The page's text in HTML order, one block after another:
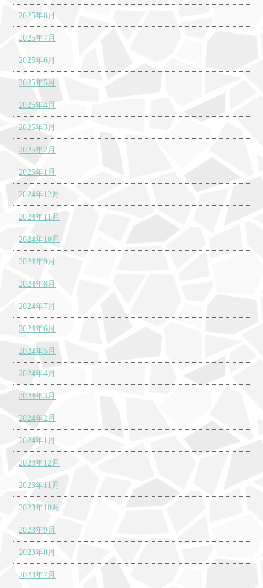
2025年8月
2025年7月
2025年6月
2025年5月
2025年4月
2025年3月
2025年2月
2025年1月
2024年12月
2024年11月
2024年10月
2024年9月
2024年8月
2024年7月
2024年6月
2024年5月
2024年4月
2024年3月
2024年2月
2024年1月
2023年12月
2023年11月
2023年10月
2023年9月
2023年8月
2023年7月